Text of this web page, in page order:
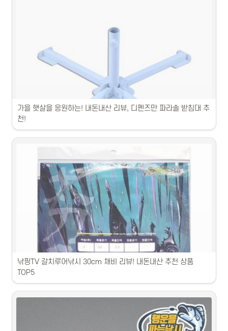
히프커버 제품별 특징과 사용 후기를 자세히 소개합니다.
1. 파라솔 받침대 중에서 최고의 상품은 A제품입니다. 강화된 강철 소재
로 튼튼하며 조절 가능한 높이로 다양한 파라솔에 사용할 수 있습니다.2.
B제품은 실용적인 디자인으로 손쉽게 설치할 수 있으며 내구성이 뛰어나
며 부드러운 곡선 디자인이 인테리어와 잘 어울립니다.3. C제품은 알루
미늄 소재로 가벼우면서도 견고하고 내구성이 뛰어납니다. 파라솔을 안
정적으로 지지해주어 안전합니다.
가을 햇살을 응원하는! 내돈내산 리뷰, 디펜즈만 파라솔 받침대 추
천!
낚핑TV 갈치루어낚시 30cm 채비 리뷰! 내돈내산 추천 상품
TOP5